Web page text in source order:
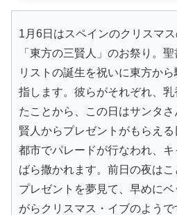
1月6日はスペインのクリスマ
「東方の三賢人」のお祭り。
リストの誕生を祝いに東方か
指します。彼らがそれぞれ、
たことから、この日はサンタ
賢人からプレゼントがもらえ
都市でパレードが行なわれ、
ばら撒かれます。前日の夜は
プレゼントを夢見て、早めに
がらクリスマス・イブのよう